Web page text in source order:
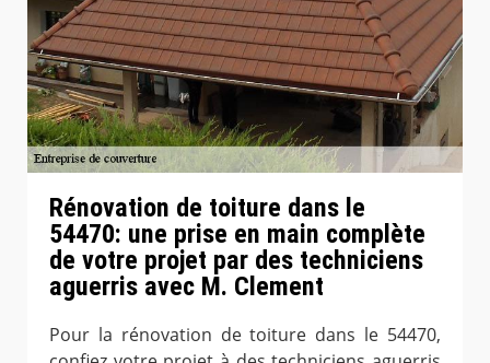
Rénovation de toiture dans le
54470: une prise en main complète
de votre projet par des techniciens
aguerris avec M. Clement
Pour la rénovation de toiture dans le 54470,